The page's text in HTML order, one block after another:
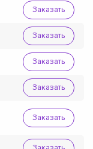
Заказать
Заказать
Заказать
Заказать
Заказать